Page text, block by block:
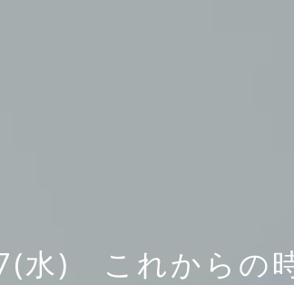
水) これからの